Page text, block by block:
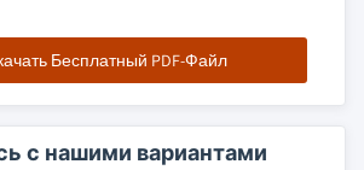
Бесплатный PDF-Файл
с нашими вариантами